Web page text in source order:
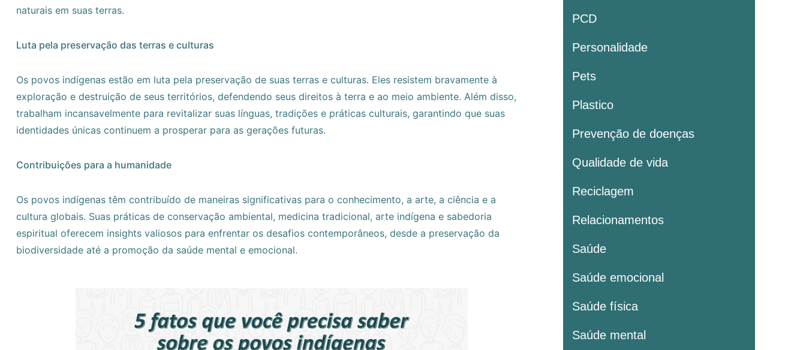
naturais em suas terras.
Luta pela preservação das terras e culturas
Os povos indígenas estão em luta pela preservação de suas terras e culturas. Eles resistem bravamente à
exploração e destruição de seus territórios, defendendo seus direitos à terra e ao meio ambiente. Além disso,
trabalham incansavelmente para revitalizar suas línguas, tradições e práticas culturais, garantindo que suas
identidades únicas continuem a prosperar para as gerações futuras.
Contribuições para a humanidade
Os povos indígenas têm contribuído de maneiras significativas para o conhecimento, a arte, a ciência e a
cultura globais. Suas práticas de conservação ambiental, medicina tradicional, arte indígena e sabedoria
espiritual oferecem insights valiosos para enfrentar os desafios contemporâneos, desde a preservação da
biodiversidade até a promoção da saúde mental e emocional.
PCD
Personalidade
Pets
Plastico
Prevenção de doenças
Qualidade de vida
Reciclagem
Relacionamentos
Saúde
Saúde emocional
Saúde física
Saúde mental